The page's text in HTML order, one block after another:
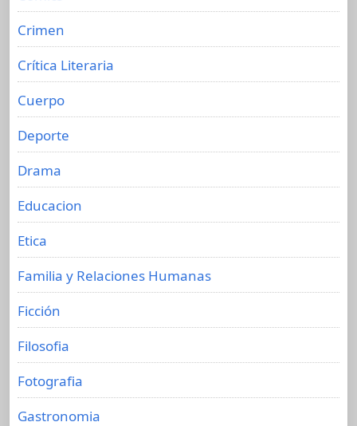
Crimen
Crítica Literaria
Cuerpo
Deporte
Drama
Educacion
Etica
Familia y Relaciones Humanas
Ficción
Filosofia
Fotografia
Gastronomia